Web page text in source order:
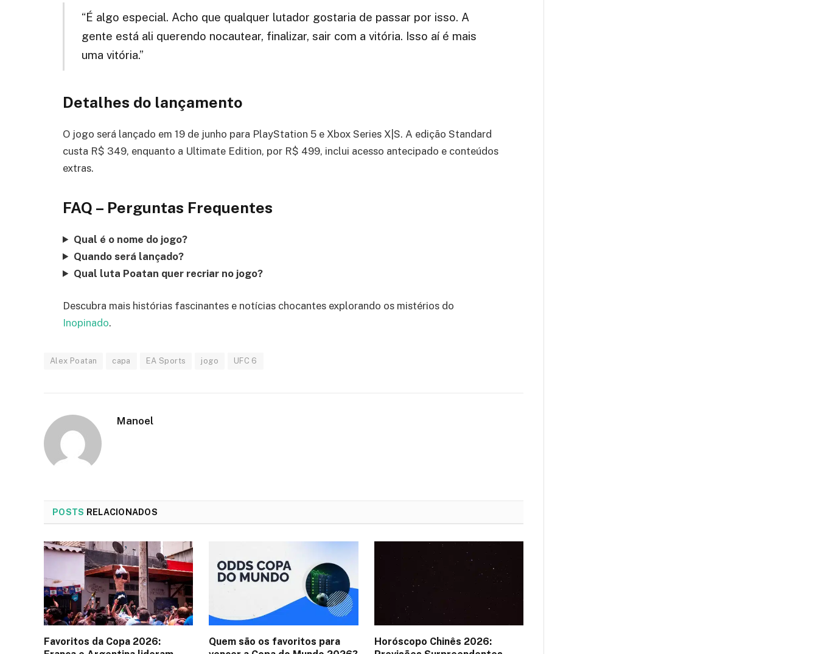
“É algo especial. Acho que qualquer lutador gostaria de passar por isso. A
gente está ali querendo nocautear, finalizar, sair com a vitória. Isso aí é mais
uma vitória.”
Detalhes do lançamento
O jogo será lançado em 19 de junho para PlayStation 5 e Xbox Series X|S. A edição Standard
custa R$ 349, enquanto a Ultimate Edition, por R$ 499, inclui acesso antecipado e conteúdos
extras.
FAQ – Perguntas Frequentes
Qual é o nome do jogo?
Quando será lançado?
Qual luta Poatan quer recriar no jogo?
Descubra mais histórias fascinantes e notícias chocantes explorando os mistérios do
Inopinado.
Alex Poatan capa EA Sports jogo UFC 6
Manoel
POSTS RELACIONADOS
Favoritos da Copa 2026:
Quem são os favoritos para
Horóscopo Chinês 2026: